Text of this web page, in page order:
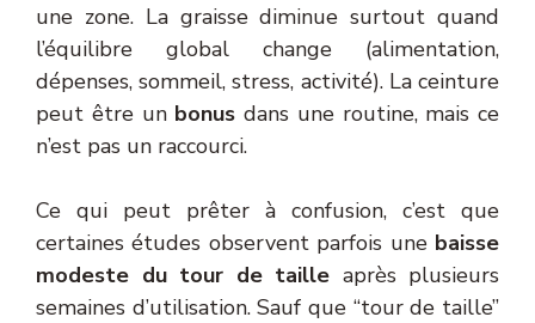
une zone. La graisse diminue surtout quand
l’équilibre global change (alimentation,
dépenses, sommeil, stress, activité). La ceinture
peut être un bonus dans une routine, mais ce
n’est pas un raccourci.
Ce qui peut prêter à confusion, c’est que
certaines études observent parfois une baisse
modeste du tour de taille après plusieurs
semaines d’utilisation. Sauf que “tour de taille”